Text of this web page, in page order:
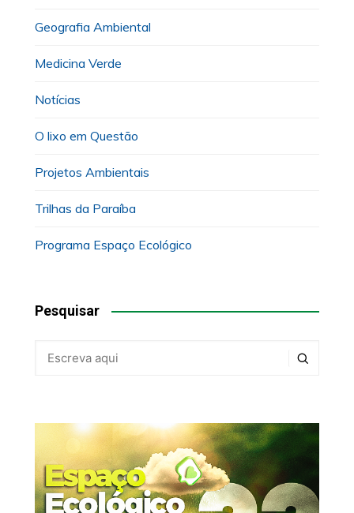
Geografia Ambiental
Medicina Verde
Notícias
O lixo em Questão
Projetos Ambientais
Trilhas da Paraíba
Programa Espaço Ecológico
Pesquisar